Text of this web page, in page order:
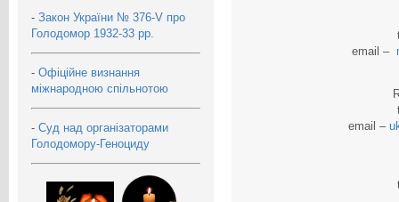
- Закон України № 376-V про
Голодомор 1932-33 рр.
- Офіційне визнання
міжнародною спільнотою
- Суд над організаторами
Голодомору-Геноциду
email –
email –